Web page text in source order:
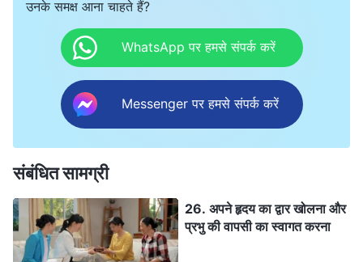
उनके समक्ष आना चाहते हैं?
WhatsApp पर हमसे संपर्क करें
Messenger पर हमसे संपर्क करें
संबंधित सामग्री
26. अपने हृदय का द्वार खोलना और
प्रभु की वापसी का स्वागत करना